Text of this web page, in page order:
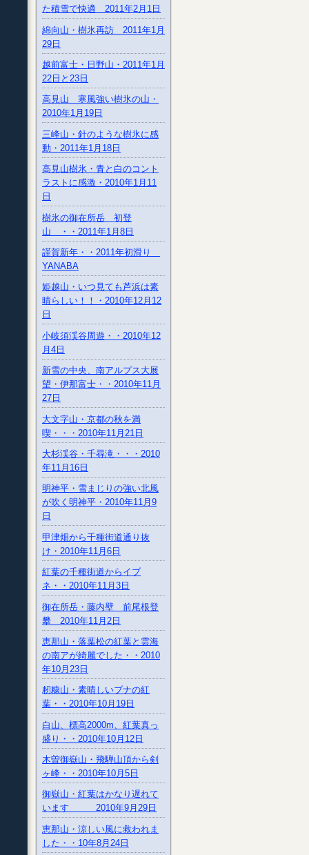
た積雪で快適 2011年2月1日
綿向山・樹氷再訪 2011年1月
29日
越前富士・日野山・2011年1月
22日と23日
高見山 寒風強い樹氷の山・
2010年1月19日
三峰山・針のような樹氷に感
動・2011年1月18日
高見山樹氷・青と白のコント
ラストに感激・2010年1月11
日
樹氷の御在所岳 初登
山 ・・2011年1月8日
謹賀新年・・2011年初滑り
YANABA
姫越山・いつ見ても芦浜は素
晴らしい！！・2010年12月12
日
小岐須渓谷周遊・・2010年12
月4日
新雪の中央、南アルプス大展
望・伊那富士・・2010年11月
27日
大文字山・京都の秋を満
喫・・・2010年11月21日
大杉渓谷・千尋滝・・・2010
年11月16日
明神平・雪まじりの強い北風
が吹く明神平・2010年11月9
日
甲津畑から千種街道通り抜
け・2010年11月6日
紅葉の千種街道からイブ
ネ・・2010年11月3日
御在所岳・藤内壁 前尾根登
攀 2010年11月2日
恵那山・落葉松の紅葉と雲海
の南アが綺麗でした・・2010
年10月23日
籾糠山・素晴しいブナの紅
葉・・2010年10月19日
白山、標高2000m、紅葉真っ
盛り・・2010年10月12日
木曽御嶽山・飛騨山頂から剣
ヶ峰・・2010年10月5日
御嶽山・紅葉はかなり遅れて
います 2010年9月29日
恵那山・涼しい風に救われま
した・・10年8月24日